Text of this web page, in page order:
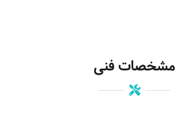
مشخصات فنی